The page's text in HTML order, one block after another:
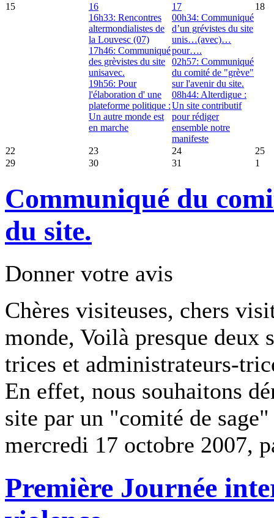
15
16
16h33: Rencontres
altermondialistes de
la Louvesc (07)
17h46: Communiqué
des grèvistes du site
unisavec.
19h56: Pour
l'élaboration d' une
plateforme politique :
Un autre monde est
en marche
17
00h34: Communiqué
d’un grévistes du site
unis…(avec)…
pour….
02h57: Communiqué
du comité de "grève"
sur l'avenir du site.
08h44: Alterdigue :
Un site contributif
pour rédiger
ensemble notre
manifeste
18
22 23 24
25
29
30 31 1
Communiqué du
du site.
Donner votre avis
Chères visiteuses, chers
monde, Voilà presque deux
trices et administrateurs-
En effet, nous souhaitons
site par un "comité de
mercredi 17 octobre 2007,
Première Journée